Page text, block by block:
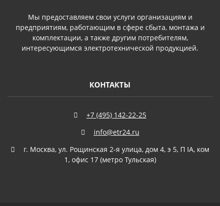
Мы предоставляем свои услуги организациям и
предприятиям, работающим в сфере сбыта, монтажа и
комплектации, а также другим потребителям,
интересующимся электротехнической продукцией.
КОНТАКТЫ
+7 (495) 142-22-25
info@etr24.ru
г. Москва, ул. Рощинская 2-я улица, дом 4, э 5, П IА, ком
1, офис 17 (метро Тульская)